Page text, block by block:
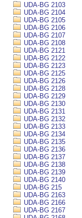
UDA-BG 2103
UDA-BG 2104
UDA-BG 2105
UDA-BG 2106
UDA-BG 2107
UDA-BG 2108
UDA-BG 2121
UDA-BG 2122
UDA-BG 2123
UDA-BG 2125
UDA-BG 2126
UDA-BG 2128
UDA-BG 2129
UDA-BG 2130
UDA-BG 2131
UDA-BG 2132
UDA-BG 2133
UDA-BG 2134
UDA-BG 2135
UDA-BG 2136
UDA-BG 2137
UDA-BG 2138
UDA-BG 2139
UDA-BG 2140
UDA-BG 215
UDA-BG 2163
UDA-BG 2166
UDA-BG 2167